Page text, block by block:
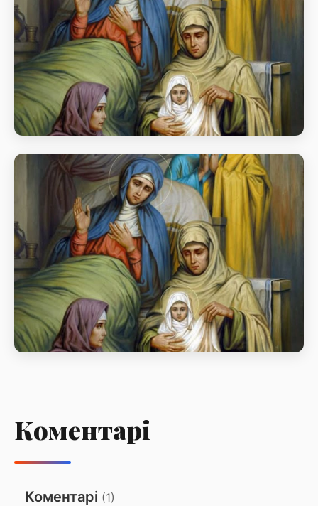
Акафіст на чеcть свята Різдва Пресвятої Владичиці
нашої Богородиці і Приснодіви Марії
Акафіст на чеcть свята Різдва
Пресвятої Владичиці нашої
Богородиці і Приснодіви Марії
Акафіст на чеcть свята Різдва Пресвятої Владичиці
нашої Богородиці і Приснодіви Марії
Богородиці і Приснодіви Марії
Акафіст на чеcть свята Різдва Пресвятої Владичиці
Коментарі
Коментарі (1)